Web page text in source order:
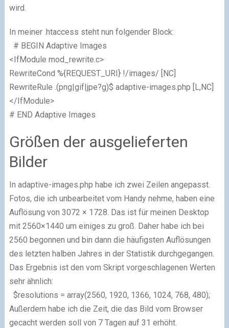
wird.
In meiner .htaccess steht nun folgender Block:
# BEGIN Adaptive Images
<IfModule mod_rewrite.c>
RewriteCond %{REQUEST_URI} !/images/ [NC]
RewriteRule .(png|gif|jpe?g)$ adaptive-images.php [L,NC]
</IfModule>
# END Adaptive Images
Größen der ausgelieferten
Bilder
In adaptive-images.php habe ich zwei Zeilen angepasst.
Fotos, die ich unbearbeitet vom Handy nehme, haben eine
Auflösung von 3072 × 1728. Das ist für meinen Desktop
mit 2560×1440 um einiges zu groß. Daher habe ich bei
2560 begonnen und bin dann die häufigsten Auflösungen
des letzten halben Jahres in der Statistik durchgegangen.
Das Ergebnis ist den vom Skript vorgeschlagenen Werten
sehr ähnlich:
$resolutions = array(2560, 1920, 1366, 1024, 768, 480);
Außerdem habe ich die Zeit, die das Bild vom Browser
gecacht werden soll von 7 Tagen auf 31 erhöht.